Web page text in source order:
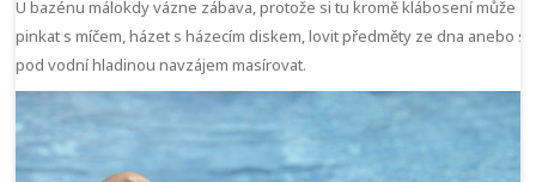
U bazénu málokdy vázne zábava, protože si tu kromě klábosení může
pinkat s míčem, házet s házecím diskem, lovit předměty ze dna anebo se
pod vodní hladinou navzájem masírovat.